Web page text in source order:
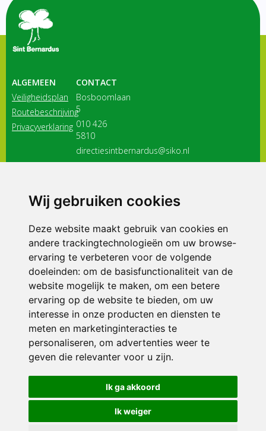
Wij gebruiken cookies
Deze website maakt gebruik van cookies en
andere trackingtechnologieën om uw browse-
ervaring te verbeteren voor de volgende
doeleinden: om de basisfunctionaliteit van de
website mogelijk te maken, om een betere
ervaring op de website te bieden, om uw
interesse in onze producten en diensten te
meten en marketinginteracties te
personaliseren, om advertenties weer te
geven die relevanter voor u zijn.
Ik ga akkoord
Ik weiger
ALGEMEEN
Veiligheidsplan
Routebeschrijving
Privacyverklaring
CONTACT
Bosboomlaan
5
010 426
5810
directiesintbernardus@siko.nl
3116 JB
ONDERDEEL VAN
© 2026 Sint Bernardus | Alle rechten voorbehouden
Privacy policy|Disclaimer| Klachtenregeling|RSIN en Anbi
voorkeuren
Crealisatie The MindOffice